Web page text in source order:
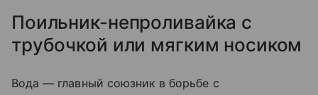
Поильник-непроливайка с
трубочкой или мягким носиком
Вода — главный союзник в борьбе с